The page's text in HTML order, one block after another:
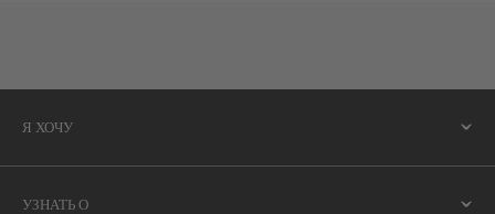
Я ХОЧУ
УЗНАТЬ О